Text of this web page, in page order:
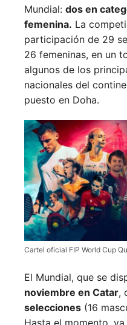
Mundial: dos en
femenina. La
participación de 29
26 femeninas, en un
algunos de los
nacionales del
puesto en Doha.
Cartel oficial FIP World Cup
El Mundial, que se
noviembre en Catar,
selecciones (16